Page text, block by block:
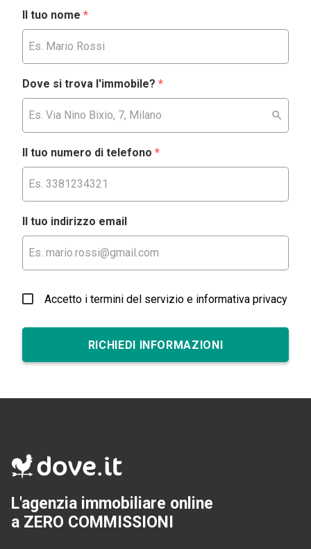
Il tuo nome *
Dove si trova l'immobile? *
Il tuo numero di telefono *
Il tuo indirizzo email
Accetto i termini del servizio e informativa privacy
RICHIEDI INFORMAZIONI
L'agenzia immobiliare online
a ZERO COMMISSIONI